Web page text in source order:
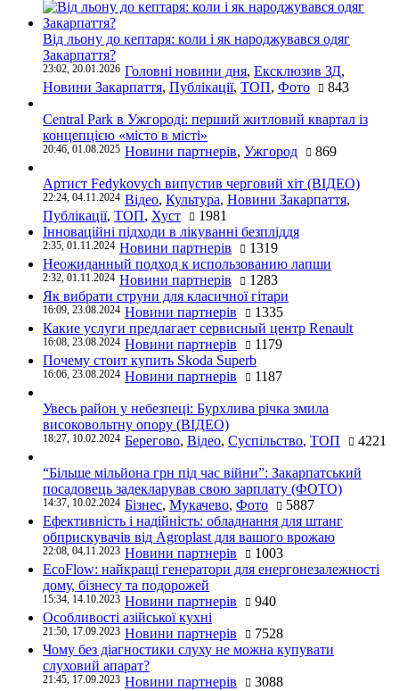
Від льону до кептаря: коли і як народжувався одяг
Закарпаття?
23:02, 20.01.2026 Головні новини дня, Ексклюзив ЗД,
Новини Закарпаття, Публікації, ТОП, Фото 843
Central Park в Ужгороді: перший житловий квартал із
концепцією «місто в місті»
20:46, 01.08.2025 Новини партнерів, Ужгород 869
Артист Fedykovych випустив черговий хіт (ВІДЕО)
22:24, 04.11.2024 Відео, Культура, Новини Закарпаття,
Публікації, ТОП, Хуст
1981
Інноваційні підходи в лікуванні безпліддя
2:35, 01.11.2024 Новини партнерів
1319
Неожиданный подход к использованию лапши
2:32, 01.11.2024 Новини партнерів
1283
Як вибрати струни для класичної гітари
16:09, 23.08.2024 Новини партнерів
1335
Какие услуги предлагает сервисный центр Renault
16:08, 23.08.2024 Новини партнерів
1179
Почему стоит купить Skoda Superb
16:06, 23.08.2024 Новини партнерів 1187
Увесь район у небезпеці: Бурхлива річка змила
високовольтну опору (ВІДЕО)
18:27, 10.02.2024 Берегово, Відео, Суспільство, ТОП 4221
“Більше мільйона грн під час війни”: Закарпатський
посадовець задекларував свою зарплату (ФОТО)
14:37, 10.02.2024 Бізнес, Мукачево, Фото
5887
Ефективність і надійність: обладнання для штанг
обприскувачів від Agroplast для вашого врожаю
22:08, 04.11.2023 Новини партнерів
1003
EcoFlow: найкращі генератори для енергонезалежності
дому, бізнесу та подорожей
15:34, 14.10.2023 Новини партнерів
940
Особливості азійської кухні
21:50, 17.09.2023 Новини партнерів
7528
Чому без діагностики слуху не можна купувати
слуховий апарат?
21:45, 17.09.2023 Новини партнерів 3088